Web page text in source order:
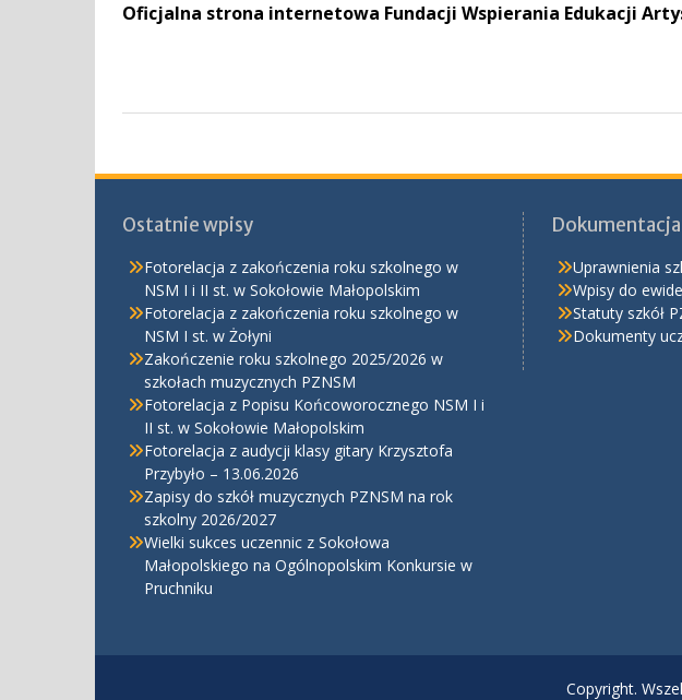
Oficjalna strona internetowa Fundacji Wspierania Edukacji
Ostatnie wpisy
Fotorelacja z zakończenia roku szkolnego w
NSM I i II st. w Sokołowie Małopolskim
Fotorelacja z zakończenia roku szkolnego w
NSM I st. w Żołyni
Zakończenie roku szkolnego 2025/2026 w
szkołach muzycznych PZNSM
Fotorelacja z Popisu Końcoworocznego NSM I i
II st. w Sokołowie Małopolskim
Fotorelacja z audycji klasy gitary Krzysztofa
Przybyło – 13.06.2026
Zapisy do szkół muzycznych PZNSM na rok
szkolny 2026/2027
Wielki sukces uczennic z Sokołowa
Małopolskiego na Ogólnopolskim Konkursie w
Pruchniku
Dokumentacja
Uprawnienia
Wpisy do
Statuty szkół
Dokumenty
Copyright.